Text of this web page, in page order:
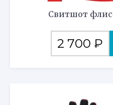
Свитшот
2 700 ₽